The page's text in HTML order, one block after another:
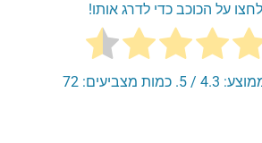
לחצו על הכוכב כדי לדרג אותו!
4.3 / 5. כמות מצביעים: 72